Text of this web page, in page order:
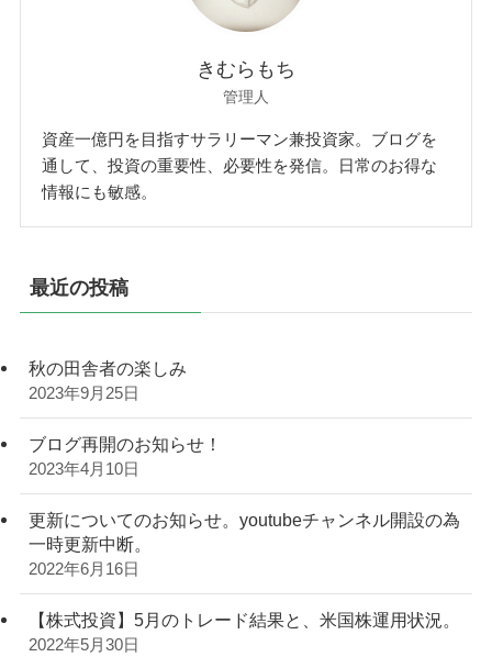
きむらもち
管理人
資産一億円を目指すサラリーマン兼投資家。ブログを
通して、投資の重要性、必要性を発信。日常のお得な
情報にも敏感。
最近の投稿
秋の田舎者の楽しみ
2023年9月25日
ブログ再開のお知らせ！
2023年4月10日
更新についてのお知らせ。youtubeチャンネル開設の為
一時更新中断。
2022年6月16日
【株式投資】5月のトレード結果と、米国株運用状況。
2022年5月30日